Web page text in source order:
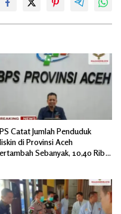
Catat Jumlah Penduduk
di Provinsi Aceh
Sebanyak, 10,40 Ribu